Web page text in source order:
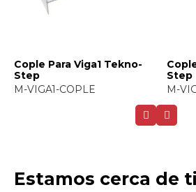
Cople Para Viga1 Tekno-
Step
M-VIGA1-COPLE
Step
M-
Estamos cerca de ti